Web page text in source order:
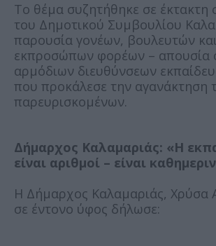
Το θέμα συζητήθηκε σε έκτακτη
του Δημοτικού Συμβουλίου
παρουσία γονέων, βουλευτών και
εκπροσώπων φορέων – απουσία
αρμόδιων διευθύνσεων
που προκάλεσε την αγανάκτηση
παρευρισκομένων.
Δήμαρχος Καλαμαριάς: «Η
είναι αριθμοί – είναι
Η Δήμαρχος Καλαμαριάς, Χρύσα
σε έντονο ύφος δήλωσε: